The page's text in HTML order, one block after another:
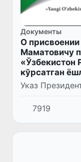
Документы
О
Маматовичу
«Ўзбекистон
кўрсатган
Указ
7919